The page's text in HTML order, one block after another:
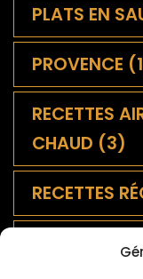
PLATS EN
PROVENCE
RECETTES
CHAUD (3)
RECETTES
SALADES